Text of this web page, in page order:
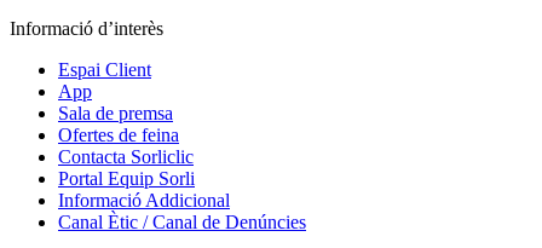
Informació d’interès
Espai Client
App
Sala de premsa
Ofertes de feina
Contacta Sorliclic
Portal Equip Sorli
Informació Addicional
Canal Ètic / Canal de Denúncies